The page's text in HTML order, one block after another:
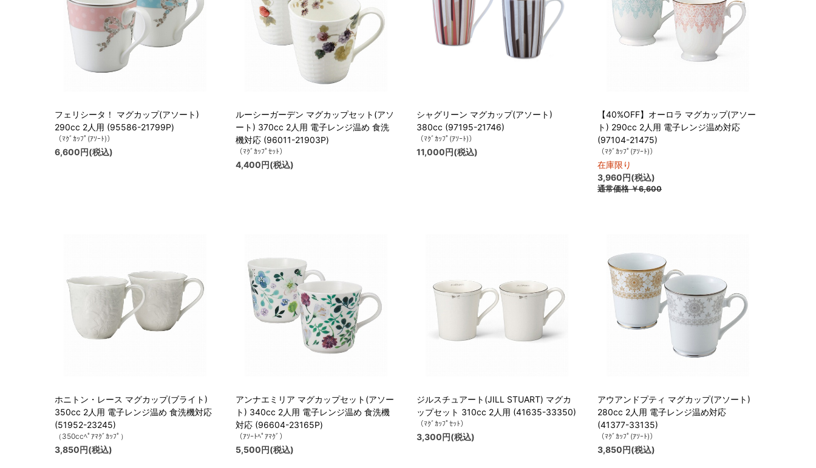
フェリシータ！ マグカップ(アソート)
290cc 2人用 (95586-21799P)
（ﾏｸﾞｶｯﾌﾟ(ｱｿｰﾄ)）
6,600円(税込)
ルーシーガーデン マグカップセット(アソ
ート) 370cc 2人用 電子レンジ温め 食洗
機対応 (96011-21903P)
（ﾏｸﾞｶｯﾌﾟｾｯﾄ）
4,400円(税込)
シャグリーン マグカップ(アソート)
380cc (97195-21746)
（ﾏｸﾞｶｯﾌﾟ(ｱｿｰﾄ)）
11,000円(税込)
【40%OFF】オーロラ マグカップ(アソー
ト) 290cc 2人用 電子レンジ温め対応
(97104-21475)
（ﾏｸﾞｶｯﾌﾟ(ｱｿｰﾄ)）
在庫限り
3,960円(税込)
通常価格￥6,600
ホニトン・レース マグカップ(ブライト)
350cc 2人用 電子レンジ温め 食洗機対応
(51952-23245)
（350ccﾍﾟｱﾏｸﾞｶｯﾌﾟ）
3,850円(税込)
アンナエミリア マグカップセット(アソー
ト) 340cc 2人用 電子レンジ温め 食洗機
対応 (96604-23165P)
（ｱｿｰﾄﾍﾟｱﾏｸﾞ）
5,500円(税込)
ジルスチュアート(JILL STUART) マグカ
ップセット 310cc 2人用 (41635-33350)
（ﾏｸﾞｶｯﾌﾟｾｯﾄ）
3,300円(税込)
アウアンドプティ マグカップ(アソート)
280cc 2人用 電子レンジ温め対応
(41377-33135)
（ﾏｸﾞｶｯﾌﾟ(ｱｿｰﾄ)）
3,850円(税込)